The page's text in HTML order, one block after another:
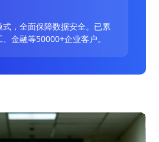
，全面保障数据安全。已累
金融等50000+企业客户。